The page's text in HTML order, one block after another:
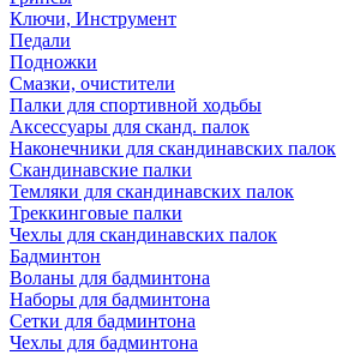
Ключи, Инструмент
Педали
Подножки
Смазки, очистители
Палки для спортивной ходьбы
Аксессуары для сканд. палок
Наконечники для скандинавских палок
Скандинавские палки
Темляки для скандинавских палок
Треккинговые палки
Чехлы для скандинавских палок
Бадминтон
Воланы для бадминтона
Наборы для бадминтона
Сетки для бадминтона
Чехлы для бадминтона